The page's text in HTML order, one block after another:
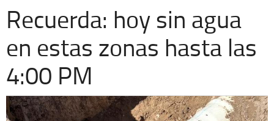
Cronos
Economía
Espectáculos
Extra +
Recuerda: hoy sin agua
en estas zonas hasta las
4:00 PM